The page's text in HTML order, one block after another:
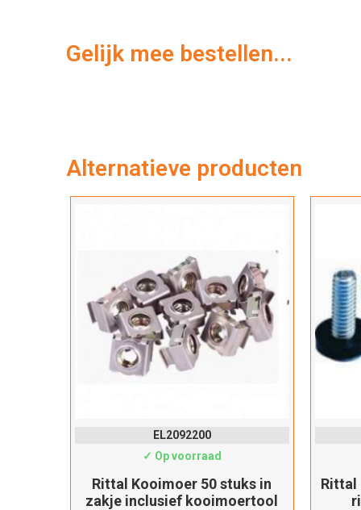
Gelijk mee bestellen...
Alternatieve producten
EL2092200
✓ Op voorraad
Rittal Kooimoer 50 stuks in
zakje inclusief kooimoertool
Rittal